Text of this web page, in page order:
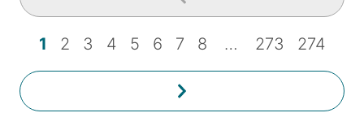
1 2 3 4 5 6 7 8 … 273 274